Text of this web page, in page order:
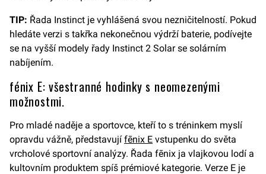
TIP: Řada Instinct je vyhlášená svou nezničitelností. Pokud
hledáte verzi s takřka nekonečnou výdrží baterie, podívejte
se na vyšší modely řady Instinct 2 Solar se solárním
nabíjením.
fénix E: všestranné hodinky s neomezenými
možnostmi.
Pro mladé naděje a sportovce, kteří to s tréninkem myslí
opravdu vážně, představujífēnix E vstupenku do světa
vrcholové sportovní analýzy. Řada fēnix ja vlajkovou lodí a
kultovním produktem spíš prémiové kategorie. Verze E je